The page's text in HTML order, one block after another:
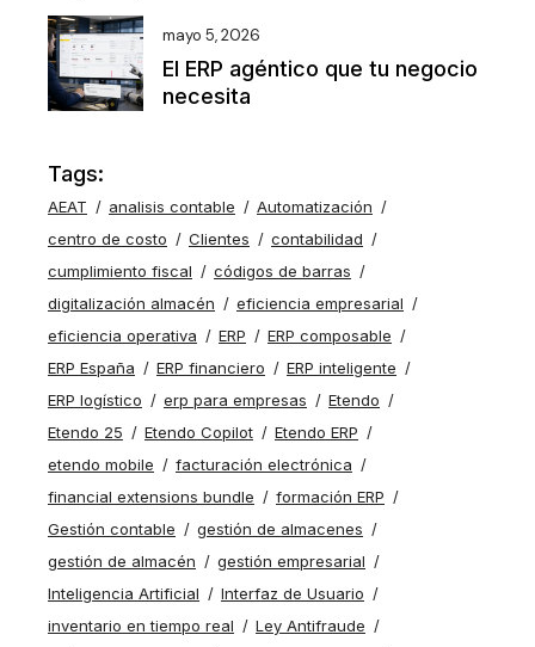
mayo 5, 2026
El ERP agéntico que tu negocio
necesita
Tags:
AEAT analisis contable
Automatización
centro de costo
Clientes
contabilidad
cumplimiento fiscal
códigos de barras
digitalización almacén
eficiencia empresarial
eficiencia operativa
ERP
ERP composable
ERP España
ERP financiero
ERP inteligente
ERP logístico
erp para empresas
Etendo
Etendo 25
Etendo Copilot
Etendo ERP
etendo mobile
facturación electrónica
financial extensions bundle
formación ERP
Gestión contable
gestión de almacenes
gestión de almacén
gestión empresarial
Inteligencia Artificial
Interfaz de Usuario
inventario en tiempo real
Ley Antifraude